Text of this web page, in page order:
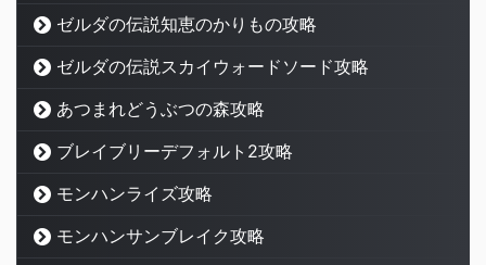
ゼルダの伝説知恵のかりもの攻略
ゼルダの伝説スカイウォードソード攻略
あつまれどうぶつの森攻略
ブレイブリーデフォルト2攻略
モンハンライズ攻略
モンハンサンブレイク攻略